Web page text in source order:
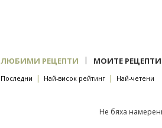
ЛЮБИМИ РЕЦЕПТИ | МОИТЕ РЕЦЕПТИ
Последни | Най-висок рейтинг | Най-четени
Не бяха